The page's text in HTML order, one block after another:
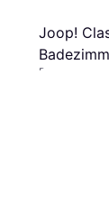
Joop!
Baumwolle